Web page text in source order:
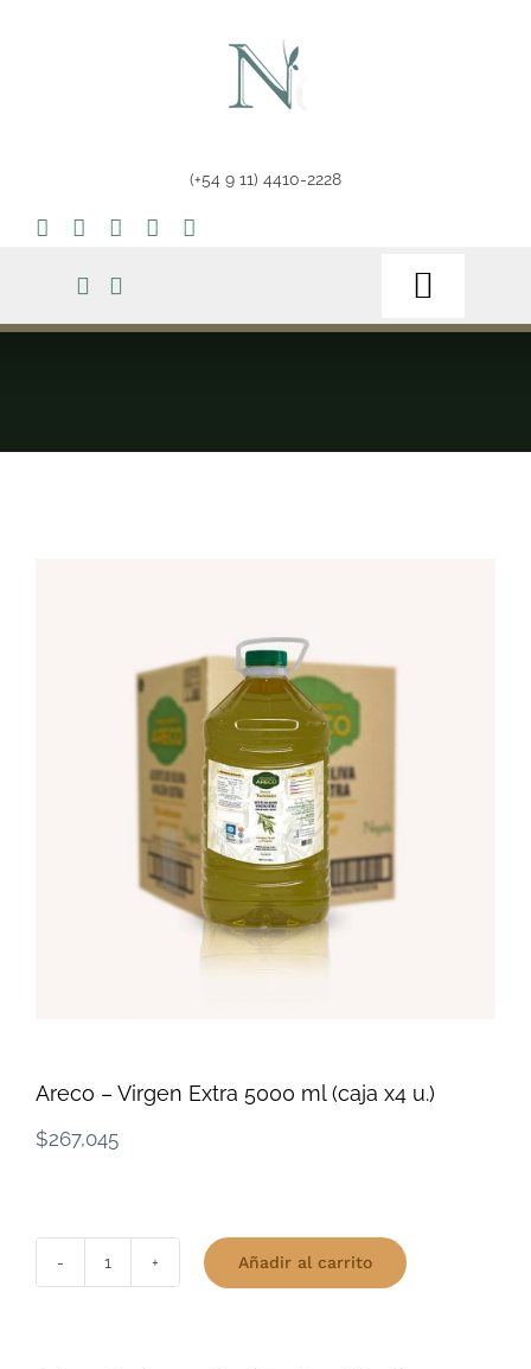
(+54 9 11) 4410-2228
Toggle
Areco – Virgen Extra 5000 ml (caja x4 u.)
$267,045
Añadir al carrito